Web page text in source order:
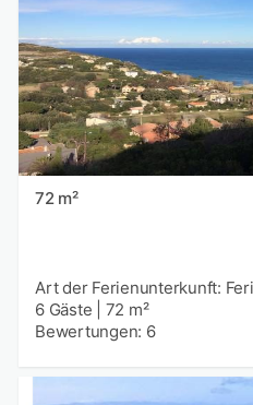
72 m²
Art der Ferienunterkunft:
6 Gäste
72 m²
Bewertungen: 6